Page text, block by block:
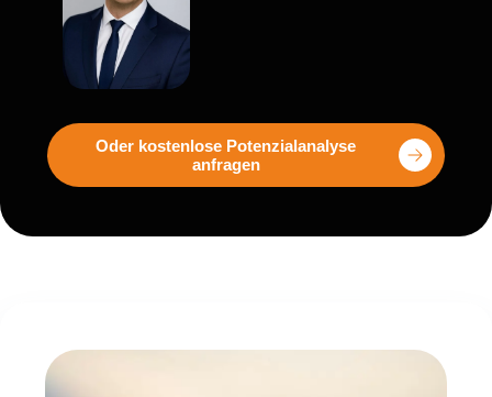
Oder kostenlose Potenzialanalyse
anfragen